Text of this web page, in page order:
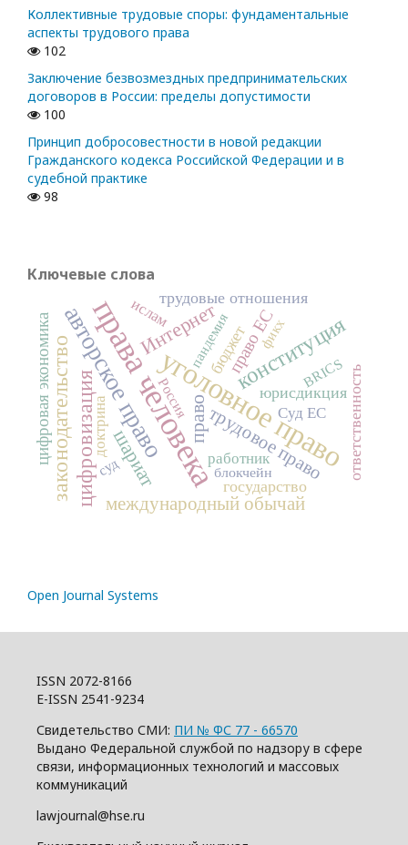
Коллективные трудовые споры: фундаментальные
аспекты трудового права
102
Заключение безвозмездных предпринимательских
договоров в России: пределы допустимости
100
Принцип добросовестности в новой редакции
Гражданского кодекса Российской Федерации и в
судебной практике
98
Ключевые слова
права человекауголовное право
авторское право конституция
цифровизация
законодательство право
шариат
Интернет
международный обычай
трудовое право
цифровая экономика право ЕС
бюджет
трудовые отношения
юрисдикцияответственность
государство
Суд ЕС
работник
ислам
доктрина
суд
пандемия
Россия
фикх
блокчейн
BRICS
Open Journal Systems
ISSN 2072-8166
E-ISSN 2541-9234
Свидетельство СМИ: ПИ № ФС 77 - 66570
Выдано Федеральной службой по надзору в сфере
связи, информационных технологий и массовых
коммуникаций
lawjournal@hse.ru